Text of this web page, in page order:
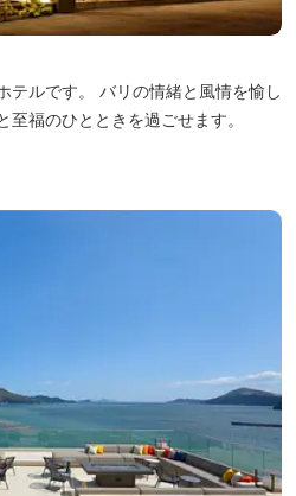
テルです。 バリの情緒と風情を愉し
福のひとときを過ごせます。